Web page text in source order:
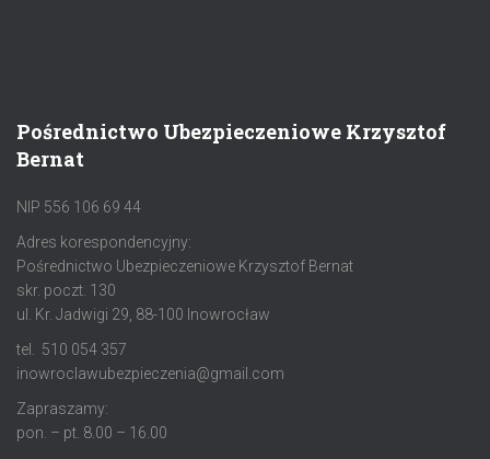
Pośrednictwo Ubezpieczeniowe Krzysztof
Bernat
NIP 556 106 69 44
Adres korespondencyjny:
Pośrednictwo Ubezpieczeniowe Krzysztof Bernat
skr. poczt. 130
ul. Kr. Jadwigi 29, 88-100 Inowrocław
tel. 510 054 357
inowroclawubezpieczenia@gmail.com
Zapraszamy:
pon. – pt. 8.00 – 16.00